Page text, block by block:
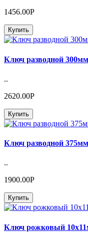
1456.00Р
Купить
Ключ разводной
..
2620.00Р
Купить
Ключ разводной
..
1900.00Р
Купить
Ключ рожковый